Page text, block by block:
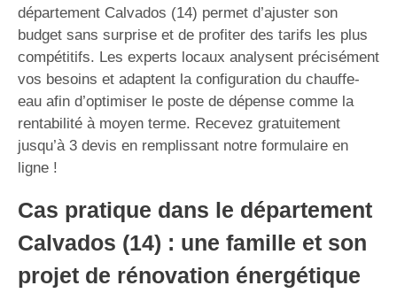
département Calvados (14) permet d’ajuster son
budget sans surprise et de profiter des tarifs les plus
compétitifs. Les experts locaux analysent précisément
vos besoins et adaptent la configuration du chauffe-
eau afin d’optimiser le poste de dépense comme la
rentabilité à moyen terme. Recevez gratuitement
jusqu’à 3 devis en remplissant notre formulaire en
ligne !
Cas pratique dans le département
Calvados (14) : une famille et son
projet de rénovation énergétique